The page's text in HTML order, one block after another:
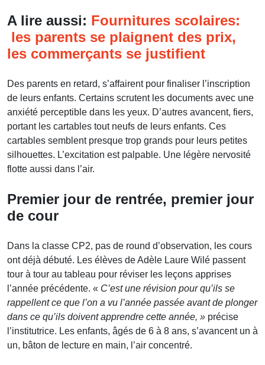
A lire aussi: Fournitures scolaires:
les parents se plaignent des prix,
les commerçants se justifient
Des parents en retard, s’affairent pour finaliser l’inscription
de leurs enfants. Certains scrutent les documents avec une
anxiété perceptible dans les yeux. D’autres avancent, fiers,
portant les cartables tout neufs de leurs enfants. Ces
cartables semblent presque trop grands pour leurs petites
silhouettes. L’excitation est palpable. Une légère nervosité
flotte aussi dans l’air.
Premier jour de rentrée, premier jour
de cour
Dans la classe CP2, pas de round d’observation, les cours
ont déjà débuté. Les élèves de Adèle Laure Wilé passent
tour à tour au tableau pour réviser les leçons apprises
l’année précédente. « C’est une révision pour qu’ils se
rappellent ce que l’on a vu l’année passée avant de plonger
dans ce qu’ils doivent apprendre cette année, » précise
l’institutrice. Les enfants, âgés de 6 à 8 ans, s’avancent un à
un, bâton de lecture en main, l’air concentré.